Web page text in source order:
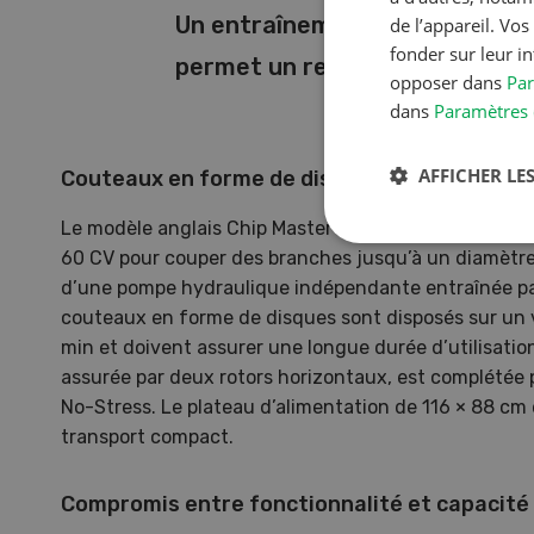
Un entraînement par la prise
permet un rendement
Couteaux en forme de disques
Le modèle anglais Chip Master 220 TMP de
60 CV pour couper des branches jusqu’à un
d’une pompe hydraulique indépendante entraînée
couteaux en forme de disques sont disposés sur
min et doivent assurer une longue durée
assurée par deux rotors horizontaux, est complétée
No-Stress. Le plateau d’alimentation de 116 × 88
transport compact.
Compromis entre fonctionnalité et capacité
de l’appareil.
fonder sur leur
opposer dans
dans
AFFICHER